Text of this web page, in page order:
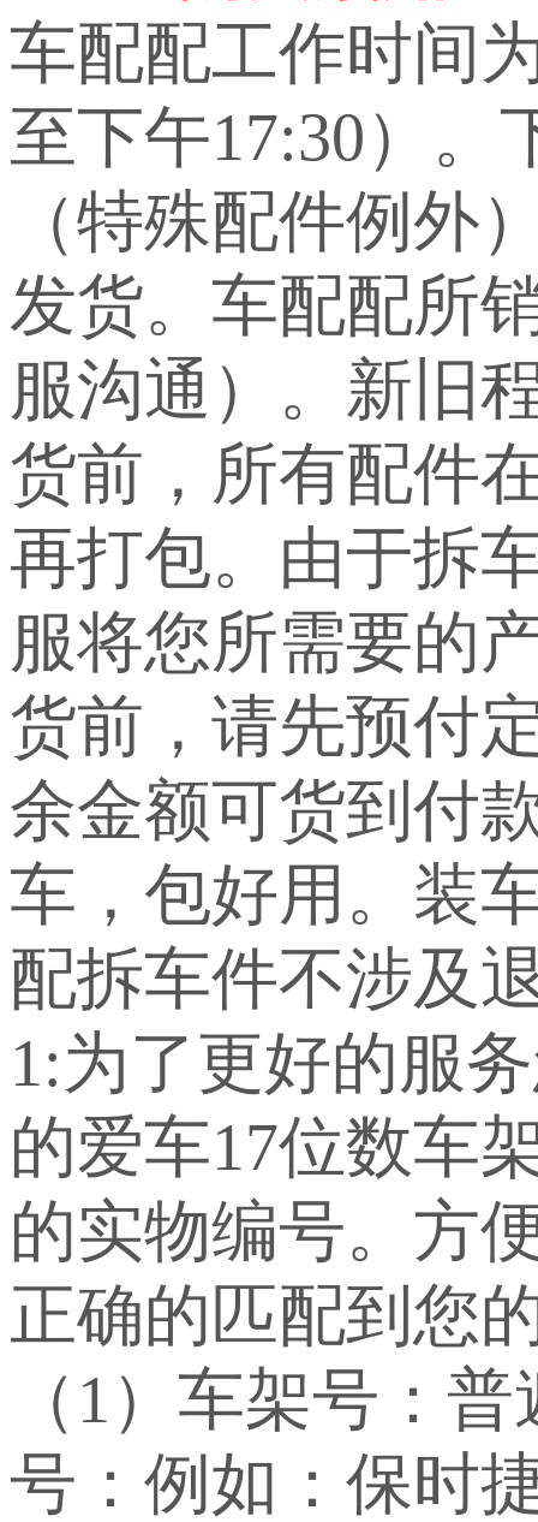
车配配工作时间
至下午17:30）。
（特殊配件例外
发货。车配配所
服沟通）。新旧
货前，所有配件
再打包。由于拆
服将您所需要的
货前，请先预付
余金额可货到付
车，包好用。装
配拆车件不涉及
1:为了更好的服
的爱车17位数车
的实物编号。方
正确的匹配到您
（1）车架号：
号：例如：保时